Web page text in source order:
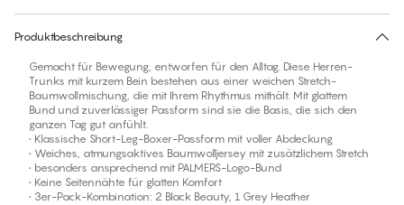
Produktbeschreibung
Gemacht für Bewegung, entworfen für den Alltag. Diese Herren-
Trunks mit kurzem Bein bestehen aus einer weichen Stretch-
Baumwollmischung, die mit Ihrem Rhythmus mithält. Mit glattem
Bund und zuverlässiger Passform sind sie die Basis, die sich den
ganzen Tag gut anfühlt.
• Klassische Short-Leg-Boxer-Passform mit voller Abdeckung
• Weiches, atmungsaktives Baumwolljersey mit zusätzlichem Stretch
• besonders ansprechend mit PALMERS-Logo-Bund
• Keine Seitennähte für glatten Komfort
• 3er-Pack-Kombination: 2 Black Beauty, 1 Grey Heather